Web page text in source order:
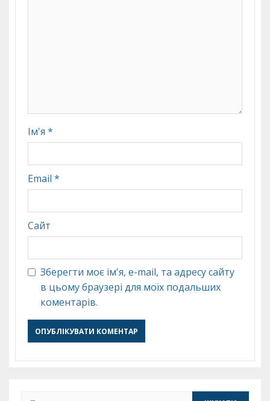
Ім'я *
Email *
Сайт
Зберегти моє ім'я, e-mail, та адресу сайту
в цьому браузері для моїх подальших
коментарів.
Пошук: